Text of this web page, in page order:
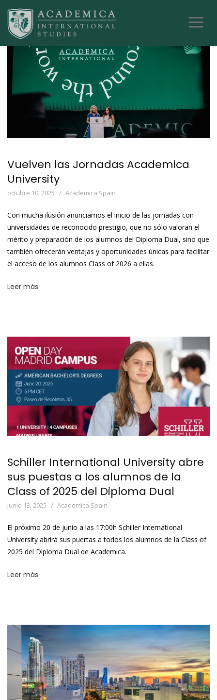
Vuelven las Jornadas Academica
University
octubre 10, 2025 Academica Spain
Con mucha ilusión anunciamos el inicio de las jornadas con
universidades de reconocido prestigio, que no sólo valoran el
mérito y preparación de los alumnos del Diploma Dual, sino que
también ofrecerán ventajas y oportunidades únicas para facilitar
el acceso de los alumnos Class of 2026 a ellas.
Leer más
Schiller International University abre
sus puestas a los alumnos de la
Class of 2025 del Diploma Dual
junio 13, 2025 Academica Spain
El próximo 20 de junio a las 17:00h Schiller International
University abrirá sus puertas a todos los alumnos de la Class of
2025 del Diploma Dual de Academica.
Leer más